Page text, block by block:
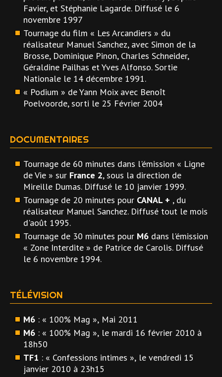
Favier, et Stéphanie Lagarde. Diffusé le 6
novembre 1997
Tournage du film « Les Arcandiers » du
réalisateur Manuel Sanchez, avec Simon de la
Brosse, Dominique Pinon, Charles Schneider,
Géraldine Pailhas et Yves Alfonso. Sortie
Nationale le 14 décembre 1991.
« Podium » de Yann Moix avec Benoît
Poelvoorde, sorti le 25 Février 2004
DOCUMENTAIRES
Tournage de 60 minutes dans l'émission « Ligne
de Vie » sur France 2, sous la direction de
Mireille Dumas. Diffusé le 10 janvier 1999.
Tournage de 20 minutes pour CANAL + , du
réalisateur Manuel Sanchez. Diffusé tout le mois
d'août 1995.
Tournage de 30 minutes pour M6 dans l'émission
« Zone Interdite » de Patrice de Carolis. Diffusé
le 6 novembre 1994.
TÉLÉVISION
M6 : « 100% Mag », Mai 2011
M6 : « 100% Mag », le mardi 16 février 2010 à
18h50
TF1 : « Confessions intimes », le vendredi 15
janvier 2010 à 23h15